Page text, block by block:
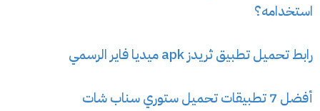
استخدامه؟
رابط تحميل تطبيق ثريدز apk ميديا فاير الرسمي
أفضل 7 تطبيقات تحميل ستوري سناب شات